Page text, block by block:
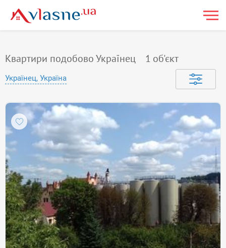
Квартири подобово Українец 1 об'єкт
Українец, Україна